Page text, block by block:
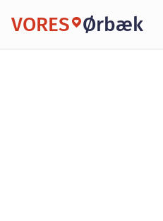
VORES Ørbæk